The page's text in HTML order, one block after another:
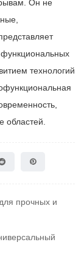
Он не
функциональных
технологий
областей.
прочных и